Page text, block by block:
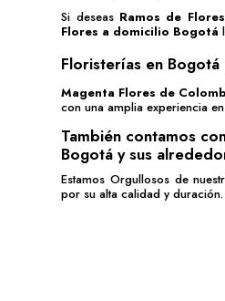
Si deseas Ramos de Flores
Flores a domicilio Bogotá
Floristerías en Bogotá
Magenta Flores de
con una amplia experiencia
También contamos
Bogotá y sus
Estamos Orgullosos de
por su alta calidad y duración.